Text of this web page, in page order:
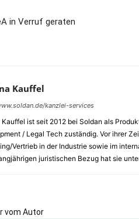
in Verruf geraten
Kauffel
kanzlei-services
Kauffel ist seit 2012 bei Soldan als
/ Legal Tech zuständig. Vor ihrer
Vertrieb in der Industrie sowie im
juristischen Bezug hat sie
vom Autor